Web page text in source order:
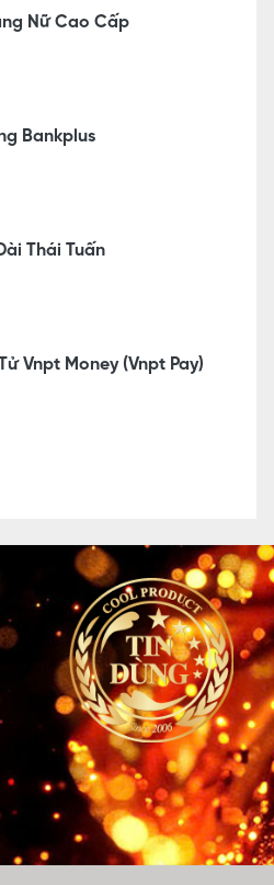
Nữ Cao Cấp
Bankplus
Thái Tuấn
Vnpt Money (Vnpt Pay)